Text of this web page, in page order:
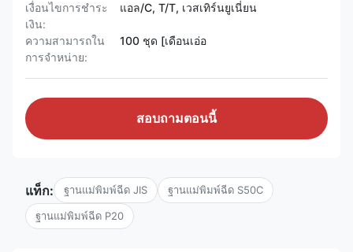
เงื่อนไขการชำระ
เงิน:
แอล/C, T/T, เวสเทิร์นยูเนี่ยน
ความสามารถใน
การจําหน่าย:
100 ชุด [เดือนเอ่อ
สอบถามตอนนี้
แท็ก: ฐานแม่พิมพ์ฉีด JIS ฐานแม่พิมพ์ฉีด S50C
ฐานแม่พิมพ์ฉีด P20